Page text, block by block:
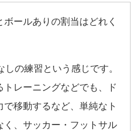
ールありの割当はどれく
の練習という感じです。
レーニングなどでも、ド
で移動するなど、単純なト
く、サッカー・フットサル